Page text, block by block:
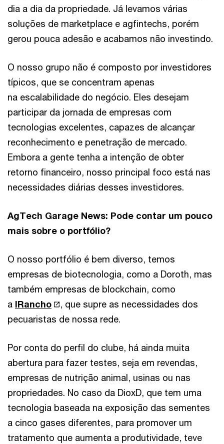
dia a dia da propriedade. Já levamos várias
soluções de marketplace e agfintechs, porém
gerou pouca adesão e acabamos não investindo.
O nosso grupo não é composto por investidores
típicos, que se concentram apenas
na escalabilidade do negócio. Eles desejam
participar da jornada de empresas com
tecnologias excelentes, capazes de alcançar
reconhecimento e penetração de mercado.
Embora a gente tenha a intenção de obter
retorno financeiro, nosso principal foco está nas
necessidades diárias desses investidores.
AgTech Garage News: Pode contar um pouco
mais sobre o portfólio?
O nosso portfólio é bem diverso, temos
empresas de biotecnologia, como a Doroth, mas
também empresas de blockchain, como
a IRancho
, que supre as necessidades dos
pecuaristas de nossa rede.
Por conta do perfil do clube, há ainda muita
abertura para fazer testes, seja em revendas,
empresas de nutrição animal, usinas ou nas
propriedades. No caso da DioxD, que tem uma
tecnologia baseada na exposição das sementes
a cinco gases diferentes, para promover um
tratamento que aumenta a produtividade, teve